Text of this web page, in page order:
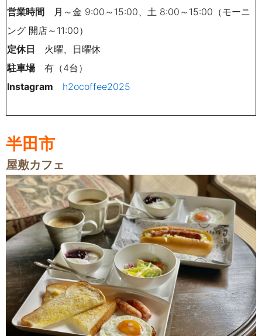
営業時間 月～金 9:00～15:00、土 8:00～15:00（モーニ
ング 開店～11:00）
定休日 火曜、日曜休
駐車場有（4台）
Instagram
h2ocoffee2025
半田市
屋敷カフェ